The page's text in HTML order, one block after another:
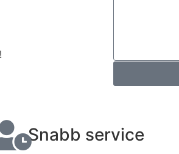
Snabb service